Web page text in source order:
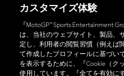
プライバシー
購入ポリ
オフィシャ
カスタマイズ体験
『MotoGP™ Sports Entertainment
は、当社のウェブサイト、製品、
定し、利用者の閲覧習慣（例えば
て作成したプロフィールに基づい
を表示するために、『Cookie（ク
使用しています。『全てを有効に